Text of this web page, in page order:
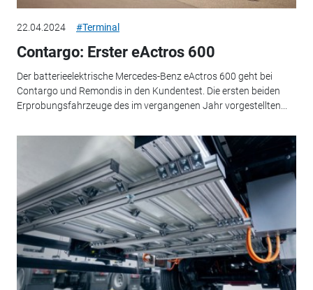
22.04.2024 #Terminal
Contargo: Erster eActros 600
Der batterieelektrische Mercedes-Benz eActros 600 geht bei
Contargo und Remondis in den Kundentest. Die ersten beiden
Erprobungsfahrzeuge des im vergangenen Jahr vorgestellten...